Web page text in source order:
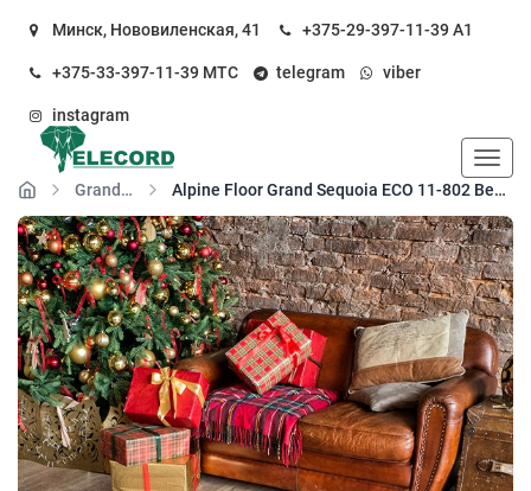
Минск, Нововиленская, 41 +375-29-397-11-39А1
+375-33-397-11-39 МТС telegram viber
instagram
Grand Sequoia LVT
Alpine Floor Grand Sequoia ECO 11-802 Венге Грей кварц-виниловый пол клеевой